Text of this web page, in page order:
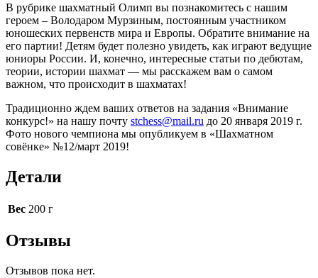
В рубрике шахматный Олимп вы познакомитесь с нашим
героем – Володаром Мурзиным, постоянным участником
юношеских первенств мира и Европы. Обратите внимание на
его партии! Детям будет полезно увидеть, как играют ведущие
юниоры России. И, конечно, интересные статьи по дебютам,
теории, истории шахмат — мы расскажем вам о самом
важном, что происходит в шахматах!
Традиционно ждем ваших ответов на задания «Внимание
конкурс!» на нашу почту stchess@mail.ru до 20 января 2019 г.
Фото нового чемпиона мы опубликуем в «Шахматном
совёнке» №12/март 2019!
Детали
Вес 200 г
Отзывы
Отзывов пока нет.